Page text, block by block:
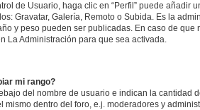
de Usuario, haga clic en “Perfil” puede añadir
Gravatar, Galería, Remoto o Subida. Es la
y peso pueden ser publicadas. En caso de
La Administración para que sea activada.
mi rango?
del nombre de usuario e indican la cantidad
mismo dentro del foro, e.j. moderadores y